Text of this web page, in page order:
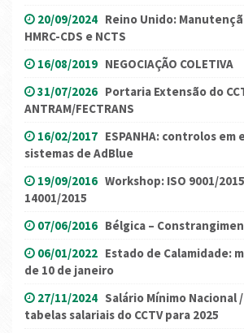
20/09/2024 Reino Unido:
HMRC-CDS e NCTS
16/08/2019 NEGOCIAÇÃO COLETIVA
31/07/2026 Portaria Extensão do
ANTRAM/FECTRANS
16/02/2017 ESPANHA: controlos em
sistemas de AdBlue
19/09/2016 Workshop: ISO 9001/
14001/2015
07/06/2016 Bélgica –
06/01/2022 Estado de Calamidade:
de 10 de janeiro
27/11/2024 Salário Mínimo Nacional
tabelas salariais do CCTV para 2025